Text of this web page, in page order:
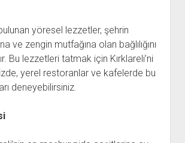
yöresel lezzetler, şehrin
ve zengin mutfağına olan bağlılığını
Bu lezzetleri tatmak için Kırklareli’ni
yerel restoranlar ve kafelerde bu
deneyebilirsiniz.